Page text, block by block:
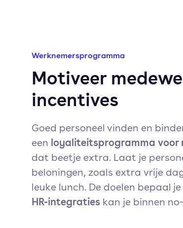
Werknemersprogramma
Motiveer
incentives
Goed personeel vinden en
een loyaliteitsprogramma voor
dat beetje extra. Laat je
beloningen, zoals extra vrije
leuke lunch. De doelen bepaal
HR-integraties kan je binnen